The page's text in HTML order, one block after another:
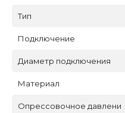
Тип
Подключение
Диаметр подключения
Материал
Опрессовочное давлени